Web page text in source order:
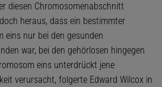
diesen Chromosomenabschnitt
heraus, dass ein bestimmter
nur bei den gesunden
war, bei den gehörlosen hingegen
eins unterdrückt jene
verursacht, folgerte Edward Wilcox in